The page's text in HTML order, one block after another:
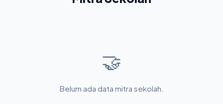
🤝
Belum ada data mitra sekolah.